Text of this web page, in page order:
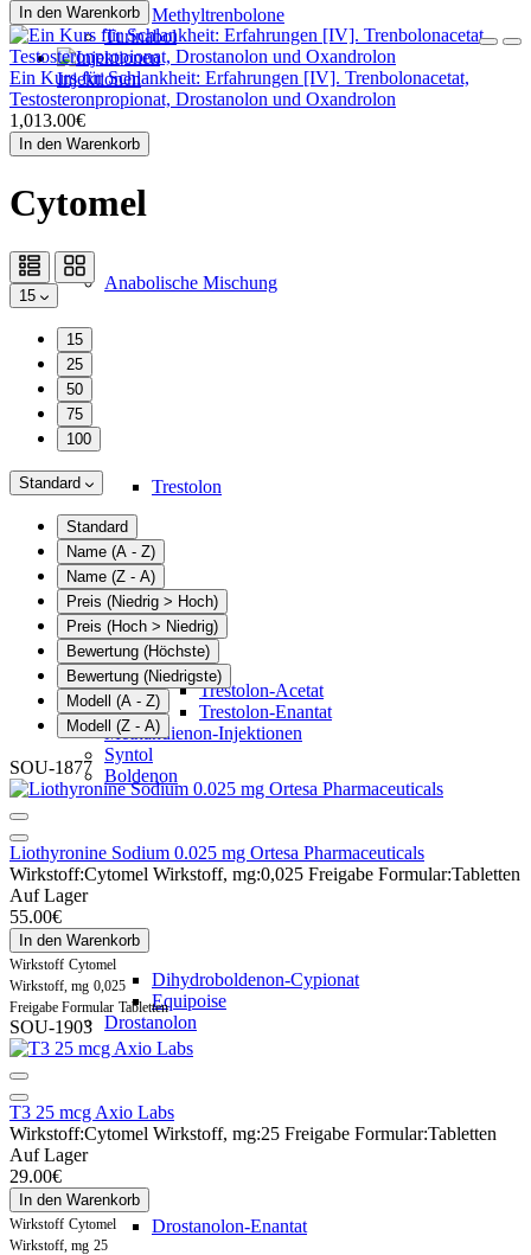
Methyltrenbolone
Turinabol
Injektionen
Anabolische Mischung
Trestolon
Trestolon-Acetat
Trestolon-Enantat
Methandienon-Injektionen
Syntol
Boldenon
Dihydroboldenon-Cypionat
Equipoise
Drostanolon
Drostanolon-Enantat
In den Warenkorb
Ein Kurs für Schlankheit: Erfahrungen [IV]. Trenbolonacetat,
Testosteronpropionat, Drostanolon und Oxandrolon
1,013.00€
In den Warenkorb
Cytomel
15
15
25
50
75
100
Standard
Standard
Name (A - Z)
Name (Z - A)
Preis (Niedrig > Hoch)
Preis (Hoch > Niedrig)
Bewertung (Höchste)
Bewertung (Niedrigste)
Modell (A - Z)
Modell (Z - A)
SOU-1877
Liothyronine Sodium 0.025 mg Ortesa Pharmaceuticals
Wirkstoff:Cytomel Wirkstoff, mg:0,025 Freigabe Formular:Tabletten
Auf Lager
55.00€
In den Warenkorb
Wirkstoff Cytomel
Wirkstoff, mg 0,025
Freigabe Formular Tabletten
SOU-1903
T3 25 mcg Axio Labs
Wirkstoff:Cytomel Wirkstoff, mg:25 Freigabe Formular:Tabletten
Auf Lager
29.00€
In den Warenkorb
Wirkstoff Cytomel
Wirkstoff, mg 25